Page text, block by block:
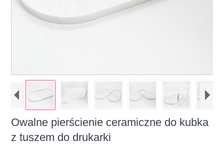
Owalne pierścienie ceramiczne do kubka
z tuszem do drukarki